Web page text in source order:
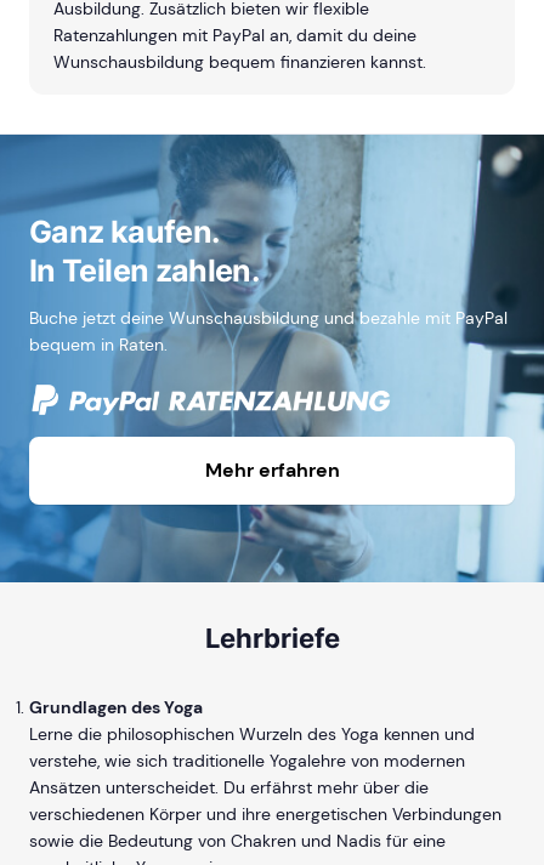
Ausbildung. Zusätzlich bieten wir flexible
Ratenzahlungen mit PayPal an, damit du deine
Wunschausbildung bequem finanzieren kannst.
Ganz kaufen.
In Teilen zahlen.
Buche jetzt deine Wunschausbildung und bezahle mit PayPal
bequem in Raten.
Mehr erfahren
Lehrbriefe
Grundlagen des Yoga
Lerne die philosophischen Wurzeln des Yoga kennen und
verstehe, wie sich traditionelle Yogalehre von modernen
Ansätzen unterscheidet. Du erfährst mehr über die
verschiedenen Körper und ihre energetischen Verbindungen
sowie die Bedeutung von Chakren und Nadis für eine